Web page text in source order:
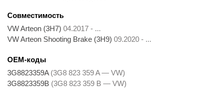
Совместимость
VW Arteon (3H7) 04.2017 - ...
VW Arteon Shooting Brake (3H9) 09.2020 - ...
OEM-коды
3G8823359A (3G8 823 359 A — VW)
3G8823359B (3G8 823 359 B — VW)